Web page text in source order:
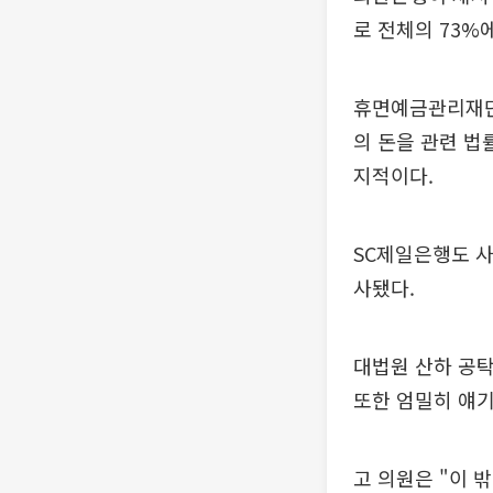
로 전체의 73%
휴면예금관리
의 돈을 관련 법
지적이다.
SC제일은행도
사됐다.
대법원 산하 공
또한 엄밀히 얘
고 의원은 "이